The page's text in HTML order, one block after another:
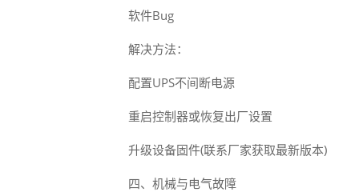
软件Bug
解决方法：
配置UPS不间断电源
重启控制器或恢复出厂设置
升级设备固件(联系厂家获取最新版本)
四、机械与电气故障